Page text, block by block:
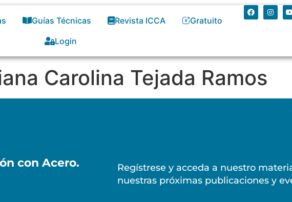
Guías Técnicas Revista ICCA
Gratuito
Login
Carolina Tejada Ramos
con Acero.
Regístrese y acceda a nuestro
nuestras próximas publicaciones y